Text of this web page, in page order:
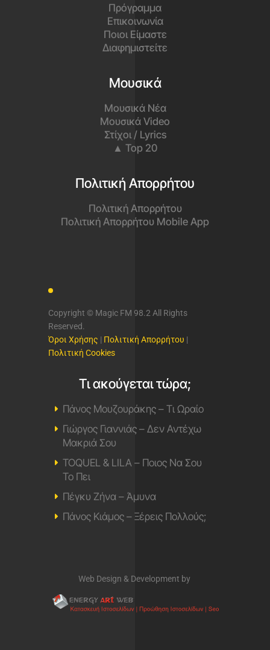
Πρόγραμμα
Επικοινωνία
Ποιοι Είμαστε
Διαφημιστείτε
Μουσικά
Μουσικά Νέα
Μουσικά Video
Στίχοι / Lyrics
▲ Top 20
Πολιτική Απορρήτου
Πολιτική Απορρήτου
Πολιτική Απορρήτου Mobile App
Copyright © Magic FM 98.2 All Rights
Reserved.
Όροι Χρήσης | Πολιτική Απορρήτου |
Πολιτική Cookies
Τι ακούγεται τώρα;
Πάνος Μουζουράκης – Τι Ωραίο
Γιώργος Γιαννιάς – Δεν Αντέχω
Μακριά Σου
TOQUEL & LILA – Ποιος Να Σου
Το Πει
Πέγκυ Ζήνα – Άμυνα
Πάνος Κιάμος – Ξέρεις Πολλούς;
Web Design & Development by